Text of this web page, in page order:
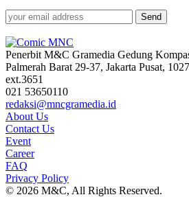
Send
Penerbit M&C Gramedia Gedung
Palmerah Barat 29-37, Jakarta Pusat,
ext.3651
021 53650110
redaksi@mncgramedia.id
About Us
Contact Us
Event
Career
FAQ
Privacy Policy
© 2026 M&C, All Rights Reserved.